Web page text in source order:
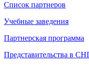
Список партнеров
Учебные заведения
Партнерская программа
Представительства в